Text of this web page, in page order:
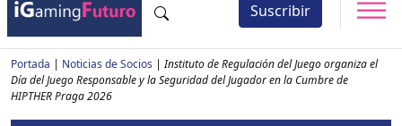
Suscribir
Portada | Noticias de Socios |Instituto de Regulación del Juego organiza el
Día del Juego Responsable y la Seguridad del Jugador en la Cumbre de
HIPTHER Praga 2026